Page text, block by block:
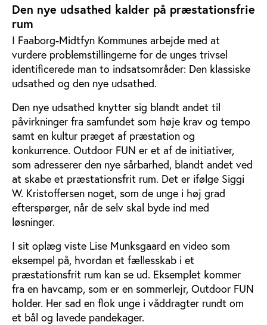
Den nye udsathed kalder på præstationsfrie
rum
I Faaborg-Midtfyn Kommunes arbejde med at
vurdere problemstillingerne for de unges trivsel
identificerede man to indsatsområder: Den klassiske
udsathed og den nye udsathed.
Den nye udsathed knytter sig blandt andet til
påvirkninger fra samfundet som høje krav og tempo
samt en kultur præget af præstation og
konkurrence. Outdoor FUN er et af de initiativer,
som adresserer den nye sårbarhed, blandt andet ved
at skabe et præstationsfrit rum. Det er ifølge Siggi
W. Kristoffersen noget, som de unge i høj grad
efterspørger, når de selv skal byde ind med
løsninger.
I sit oplæg viste Lise Munksgaard en video som
eksempel på, hvordan et fællesskab i et
præstationsfrit rum kan se ud. Eksemplet kommer
fra en havcamp, som er en sommerlejr, Outdoor FUN
holder. Her sad en flok unge i våddragter rundt om
et bål og lavede pandekager.